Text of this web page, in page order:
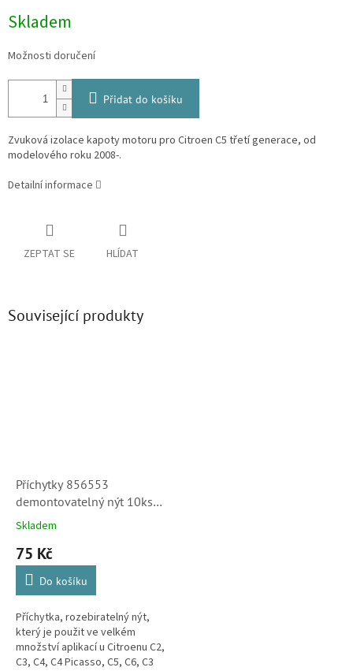
cena:
Skladem
Možnosti doručení
Přidat do košíku
Zvuková izolace kapoty motoru pro Citroen C5 třetí generace, od
modelového roku 2008-.
Detailní informace
ZEPTAT SE HLÍDAT
Související produkty
Příchytky 856553
demontovatelný nýt 10ks
pro Citroën C2, C3, C4, C4
Jumpy, DS3, DS4, DS5.
Skladem
75 Kč
Do košíku
Příchytka, rozebiratelný nýt,
který je použit ve velkém
množství aplikací u Citroenu C2,
C3, C4, C4 Picasso, C5, C6, C3